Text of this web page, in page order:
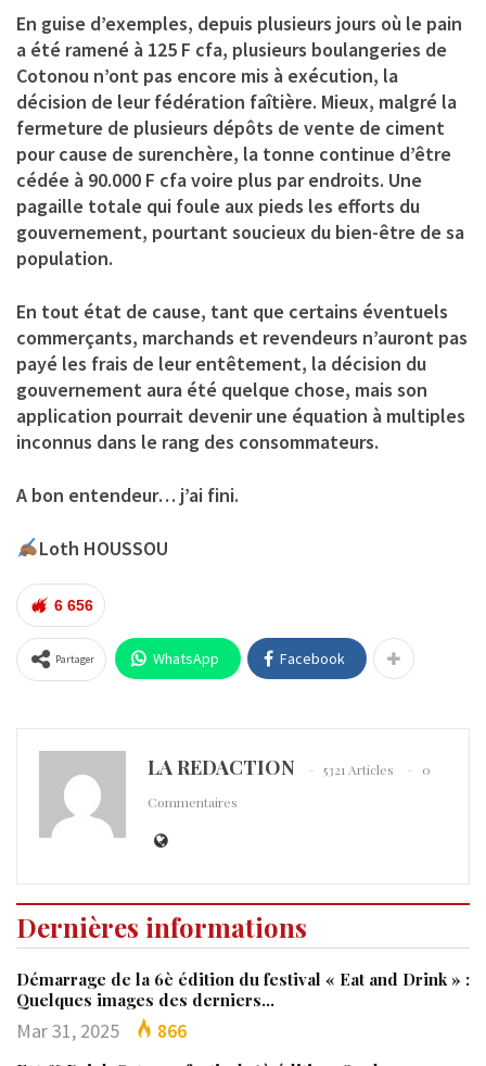
En guise d’exemples, depuis plusieurs jours où le pain
a été ramené à 125 F cfa, plusieurs boulangeries de
Cotonou n’ont pas encore mis à exécution, la
décision de leur fédération faîtière. Mieux, malgré la
fermeture de plusieurs dépôts de vente de ciment
pour cause de surenchère, la tonne continue d’être
cédée à 90.000 F cfa voire plus par endroits. Une
pagaille totale qui foule aux pieds les efforts du
gouvernement, pourtant soucieux du bien-être de sa
population.
En tout état de cause, tant que certains éventuels
commerçants, marchands et revendeurs n’auront pas
payé les frais de leur entêtement, la décision du
gouvernement aura été quelque chose, mais son
application pourrait devenir une équation à multiples
inconnus dans le rang des consommateurs.
A bon entendeur… j’ai fini.
Loth HOUSSOU
6 656
Partager WhatsApp Facebook
LA REDACTION 5321 Articles
0
Commentaires
Dernières informations
Démarrage de la 6è édition du festival « Eat and Drink » :
Quelques images des derniers…
Mar 31, 2025 866